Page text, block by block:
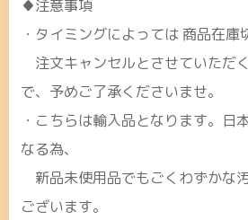
♦注意事項
・タイミングによっては 商品在庫
注文キャンセルとさせていただ
で、予めご了承くださいませ。
・こちらは輸入品となります。日
なる為、
新品未使用品でもごくわずかな
ございます。